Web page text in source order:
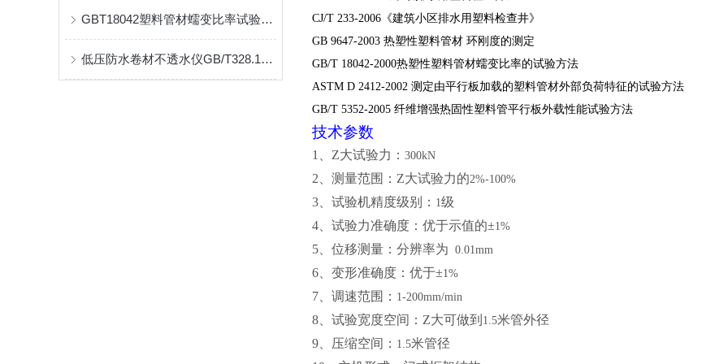
GBT18042塑料管材蠕变比率试验机缠绕结构壁管试件
低压防水卷材不透水仪GB/T328.10（A法）试验方式
CJ/T 233-2006 《建筑小区排水用塑料检查井》
GB 9647-2003 热塑性塑料管材 环刚度的测定
GB/T 18042-2000热塑性塑料管材蠕变比率的试验方法
ASTM D 2412-2002 测定由平行板加载的塑料管材外部负荷特征的试验方法
GB/T 5352-2005 纤维增强热固性塑料管平行板外载性能试验方法
技术参数
1 、Z大试验力： 300kN
2 、测量范围：Z大试验力的2%-100%
3 、试验机精度级别： 1级
4 、试验力准确度：优于示值的±1%
5 、位移测量：分辨率为 0.01mm
6 、变形准确度：优于±1%
7 、调速范围： 1-200mm/min
8 、试验宽度空间：Z大可做到 1.5米管外径
9 、压缩空间： 1.5米管径